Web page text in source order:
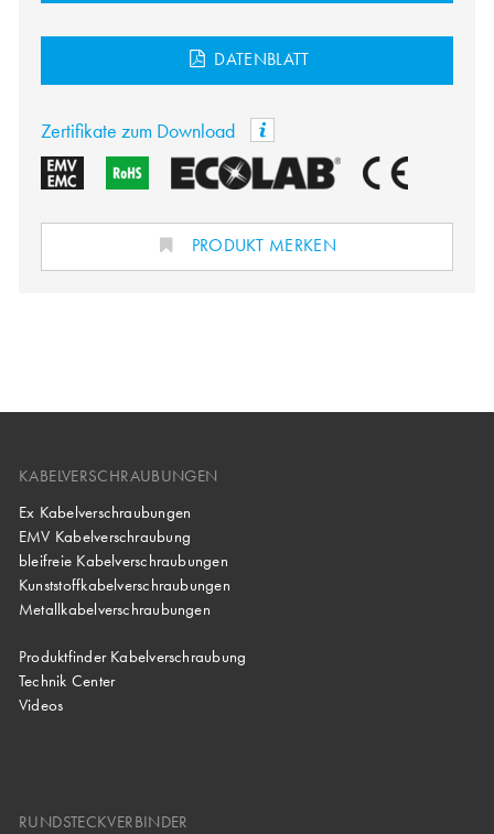
DATENBLATT
Zertifikate zum Download
PRODUKT MERKEN
KABELVERSCHRAUBUNGEN
Ex Kabelverschraubungen
EMV Kabelverschraubung
bleifreie Kabelverschraubungen
Kunststoffkabelverschraubungen
Metallkabelverschraubungen
Produktfinder Kabelverschraubung
Technik Center
Videos
RUNDSTECKVERBINDER